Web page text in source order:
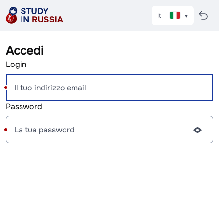
It
Accedi
Login
Password